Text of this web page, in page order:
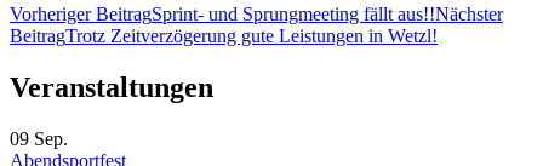
Beitragsnavigation
Vorheriger BeitragSprint- und Sprungmeeting fällt aus!!Nächster
BeitragTrotz Zeitverzögerung gute Leistungen in Wetzl!
Veranstaltungen
09 Sep.
Abendsportfest